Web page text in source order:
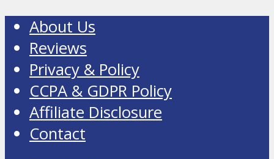
About Us
Reviews
Privacy & Policy
CCPA & GDPR Policy
Affiliate Disclosure
Contact